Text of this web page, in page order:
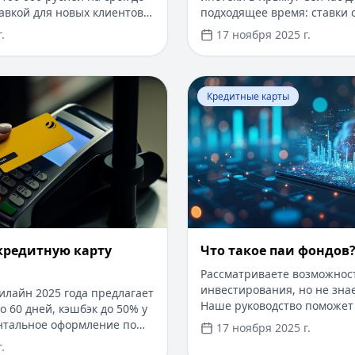
для новых клиентов.
и документов —
Получите деньги быстро
проверенные сервисы.
подходящее время: ставки
первоначальный взнос от
рассмотрения заявки — от
программы господдержки
ставкой от 6%. Одобрение
дохода справкой 2-НДФЛ,
по счету. Срок
17 ноября 2025 г.
​Как оформить кредитную карту Билайн
карту
2025 года предлагает
60 дней, кэшбэк до 50% у
оформление по
до 300 000 рублей
Перейти к статье: Что
Кредитные карты
Что такое паи фондов?
Рассматриваете
инвестирования, но не
Наше руководство поможет
паевых фондах и начать
с небольшой суммы. Пока
17 ноября 2025 г.